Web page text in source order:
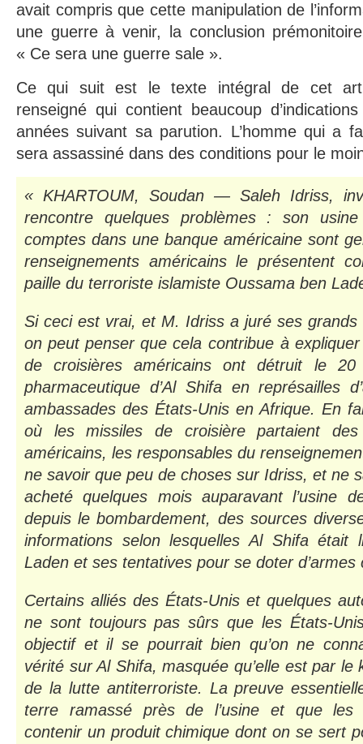
avait compris que cette manipulation de
une guerre à venir, la conclusion
« Ce sera une guerre sale ».
Ce qui suit est le texte intégral de cet
renseigné qui contient beaucoup
années suivant sa parution. L’homme qui a
sera assassiné dans des conditions pour le
« KHARTOUM, Soudan — Saleh Idriss,
rencontre quelques problèmes : son
comptes dans une banque américaine sont
renseignements américains le présentent
paille du terroriste islamiste Oussama ben
Si ceci est vrai, et M. Idriss a juré ses grands
on peut penser que cela contribue à
de croisières américains ont détruit le 20
pharmaceutique d’Al Shifa en représailles
ambassades des États-Unis en Afrique. En
où les missiles de croisière partaient
américains, les responsables du
ne savoir que peu de choses sur Idriss, et ne
acheté quelques mois auparavant l’usine
depuis le bombardement, des sources
informations selon lesquelles Al Shifa était
Laden et ses tentatives pour se doter d’armes
Certains alliés des États-Unis et quelques
ne sont toujours pas sûrs que les États-
objectif et il se pourrait bien qu’on ne
vérité sur Al Shifa, masquée qu’elle est par le
de la lutte antiterroriste. La preuve
terre ramassé près de l’usine et que les
contenir un produit chimique dont on se sert